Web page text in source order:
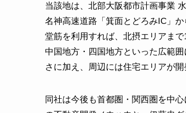
当該地は、北部大阪都市計画事業
名神高速道路「箕面とどろみIC」
堂筋を利用すれば、北摂エリアま
中国地方・四国地方といった広範
さに加え、周辺には住宅エリアが
同社は今後も首都圏・関西圏を中